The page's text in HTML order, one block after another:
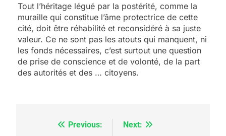
Tout l’héritage légué par la postérité, comme la
muraille qui constitue l’âme protectrice de cette
cité, doit être réhabilité et reconsidéré à sa juste
valeur. Ce ne sont pas les atouts qui manquent, ni
les fonds nécessaires, c’est surtout une question
de prise de conscience et de volonté, de la part
des autorités et des … citoyens.
NavigationPrevious: Next: